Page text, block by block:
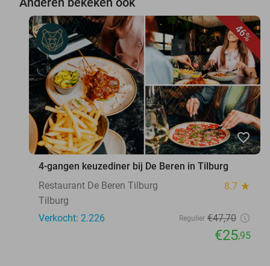
46%
favorite_border
4-gangen keuzediner bij De Beren in Tilburg
Restaurant De Beren Tilburg
8.7 star
Tilburg
Verkocht: 2.226
Regulier €47,70
€25,95